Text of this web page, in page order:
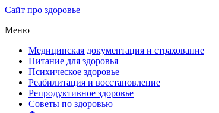
Сайт про здоровье
Меню
Медицинская документация и страхование
Питание для здоровья
Психическое здоровье
Реабилитация и восстановление
Репродуктивное здоровье
Советы по здоровью